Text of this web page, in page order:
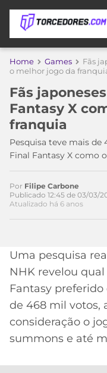
APOSTAS
DE
APOSTA
MELHORES
SITES
DE
APOSTAS
2026
BETBOOM
CÓDIGO
DE
BET365
COPA
DO
MUNDO
TIMES
MEU
TIME
SÃO
PAULO
SANTOS
SÉRIE
COPA
DO
ESPORTIVA
MERCADO
DA
BOLA
PALPITES
Home Games
Fãs
o melhor jogo da
Fãs
Fantasy X
franquia
Pesquisa teve mais
Final Fantasy X como
Acesse o
no Twitter
Por Filipe Carbone
Publicado 12:45 de 03/03/
Atualizado há 6 anos
Uma pesquisa
NHK revelou
Fantasy
de 468 mil votos,
consideração o
summons e até